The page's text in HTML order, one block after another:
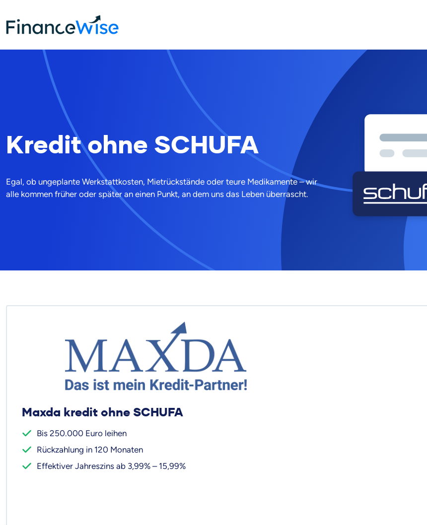
Kredit ohne SCHUFA
Kredit ohne SCHUFA
Egal, ob ungeplante Werkstattkosten, Mietrückstände oder teure Medikamente – wir
alle kommen früher oder später an einen Punkt, an dem uns das Leben überrascht.
Maxda kredit ohne SCHUFA
Bis 250.000 Euro leihen
Rückzahlung in 120 Monaten
Effektiver Jahreszins ab 3,99% – 15,99%